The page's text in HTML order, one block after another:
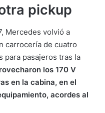
pickup
Mercedes volvió a
carrocería de cuatro
para pasajeros tras la
los 170 V
en la cabina, en el
acordes al